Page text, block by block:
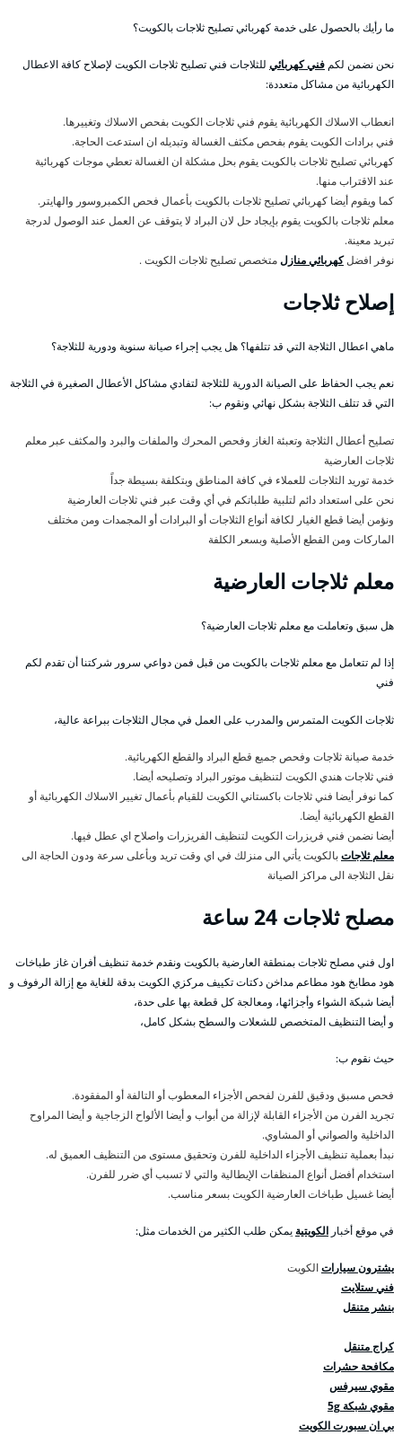
ما رأيك بالحصول على خدمة كهربائي تصليح ثلاجات بالكويت؟
نحن نضمن لكم فني كهربائي للثلاجات فني تصليح ثلاجات الكويت لإصلاح كافة الاعطال
الكهربائية من مشاكل متعددة:
انعطاب الاسلاك الكهربائية يقوم فني ثلاجات الكويت بفحص الاسلاك وتغييرها.
فني برادات الكويت يقوم بفحص مكثف الغسالة وتبديله ان استدعت الحاجة.
كهربائي تصليح ثلاجات بالكويت يقوم بحل مشكلة ان الغسالة تعطي موجات كهربائية
عند الاقتراب منها.
كما ويقوم أيضا كهربائي تصليح ثلاجات بالكويت بأعمال فحص الكمبروسور والهايتر.
معلم ثلاجات بالكويت يقوم بإيجاد حل لان البراد لا يتوقف عن العمل عند الوصول لدرجة
تبريد معينة.
نوفر افضلكهربائي منازلمتخصص تصليح ثلاجات الكويت .
إصلاح ثلاجات
ماهي اعطال الثلاجة التي قد تتلفها؟ هل يجب إجراء صيانة سنوية ودورية للثلاجة؟
نعم يجب الحفاظ على الصيانة الدورية للثلاجة لتفادي مشاكل الأعطال الصغيرة في الثلاجة
التي قد تتلف الثلاجة بشكل نهائي ونقوم ب:
تصليح أعطال الثلاجة وتعبئة الغاز وفحص المحرك والملفات والبرد والمكثف عبر معلم
ثلاجات العارضية
خدمة توريد الثلاجات للعملاء في كافة المناطق وبتكلفة بسيطة جداً
نحن على استعداد دائم لتلبية طلباتكم في أي وقت عبر فني ثلاجات العارضية
ونؤمن أيضا قطع الغيار لكافة أنواع الثلاجات أو البرادات أو المجمدات ومن مختلف
الماركات ومن القطع الأصلية وبسعر الكلفة
معلم ثلاجات العارضية
هل سبق وتعاملت مع معلم ثلاجات العارضية؟
إذا لم تتعامل مع معلم ثلاجات بالكويت من قبل فمن دواعي سرور شركتنا أن تقدم لكم
فني
ثلاجات الكويت المتمرس والمدرب على العمل في مجال الثلاجات ببراعة عالية،
خدمة صيانة ثلاجات وفحص جميع قطع البراد والقطع الكهربائية.
فني ثلاجات هندي الكويت لتنظيف موتور البراد وتصليحه أيضا.
كما نوفر أيضا فني ثلاجات باكستاني الكويت للقيام بأعمال تغيير الاسلاك الكهربائية أو
القطع الكهربائية أيضا.
أيضا نضمن فني فريزرات الكويت لتنظيف الفريزرات واصلاح اي عطل فيها.
معلم ثلاجاتبالكويت يأتي الى منزلك في اي وقت تريد وبأعلى سرعة ودون الحاجة الى
نقل الثلاجة الى مراكز الصيانة
مصلح ثلاجات 24 ساعة
اول فني مصلح ثلاجات بمنطقة العارضية بالكويت ونقدم خدمة تنظيف أفران غاز طباخات
هود مطابخ هود مطاعم مداخن دكتات تكييف مركزي الكويت بدقة للغاية مع إزالة الرفوف و
أيضا شبكة الشواء وأجزائها، ومعالجة كل قطعة بها على حدة،
و أيضا التنظيف المتخصص للشعلات والسطح بشكل كامل،
حيث نقوم ب:
فحص مسبق ودقيق للفرن لفحص الأجزاء المعطوب أو التالفة أو المفقودة.
تجريد الفرن من الأجزاء القابلة لإزالة من أبواب و أيضا الألواح الزجاجية و أيضا المراوح
الداخلية والصواني أو المشاوي.
نبدأ بعملية تنظيف الأجزاء الداخلية للفرن وتحقيق مستوى من التنظيف العميق له.
استخدام أفضل أنواع المنظفات الإيطالية والتي لا تسبب أي ضرر للفرن.
أيضا غسيل طباخات العارضية الكويت بسعر مناسب.
في موقع أخبار الكويتية يمكن طلب الكثير من الخدمات مثل:
يشترون سياراتالكويت
فني ستلايت
بنشر متنقل
كراج متنقل
مكافحة حشرات
مقوي سيرفس
مقوي شبكة 5g
بي ان سبورت الكويت